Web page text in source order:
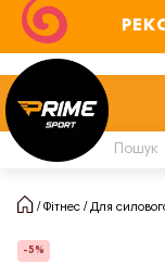
Фітнес Для
-5%